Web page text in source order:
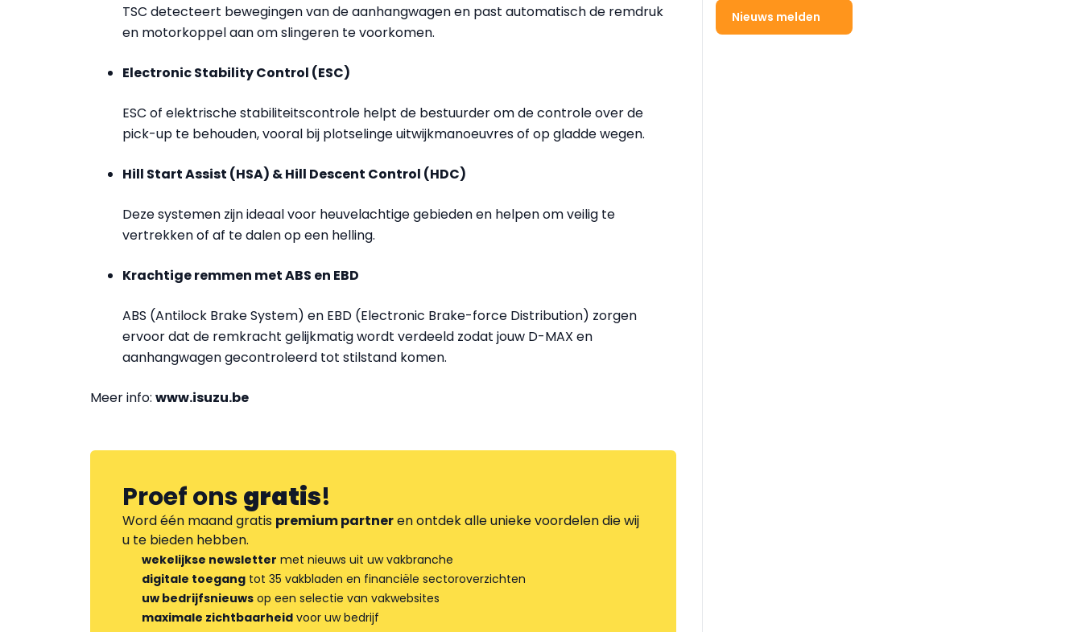
TSC detecteert bewegingen van de aanhangwagen en past automatisch de remdruk
en motorkoppel aan om slingeren te voorkomen.
Electronic Stability Control (ESC)
ESC of elektrische stabiliteitscontrole helpt de bestuurder om de controle over de
pick-up te behouden, vooral bij plotselinge uitwijkmanoeuvres of op gladde wegen.
Hill Start Assist (HSA) & Hill Descent Control (HDC)
Deze systemen zijn ideaal voor heuvelachtige gebieden en helpen om veilig te
vertrekken of af te dalen op een helling.
Krachtige remmen met ABS en EBD
ABS (Antilock Brake System) en EBD (Electronic Brake-force Distribution) zorgen
ervoor dat de remkracht gelijkmatig wordt verdeeld zodat jouw D-MAX en
aanhangwagen gecontroleerd tot stilstand komen.
Meer info: www.isuzu.be
Proef onsgratis!
Word één maand gratis premium partneren ontdek alle unieke voordelen die wij
u te bieden hebben.
wekelijkse newsletter met nieuws uit uw vakbranche
digitale toegang tot 35 vakbladen en financiële sectoroverzichten
uw bedrijfsnieuws op een selectie van vakwebsites
maximale zichtbaarheid voor uw bedrijf
Nieuws melden